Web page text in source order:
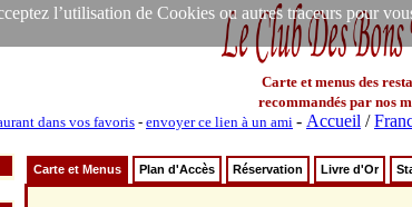
l’utilisation de Cookies ou autres traceurs pour
Carte et menus des
recommandés par nos
dans vos favoris - envoyer ce lien à un ami - Accueil /
Carte et Menus Plan d'Accès Réservation Livre d'Or